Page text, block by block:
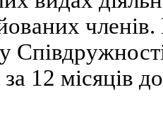
12 місяців